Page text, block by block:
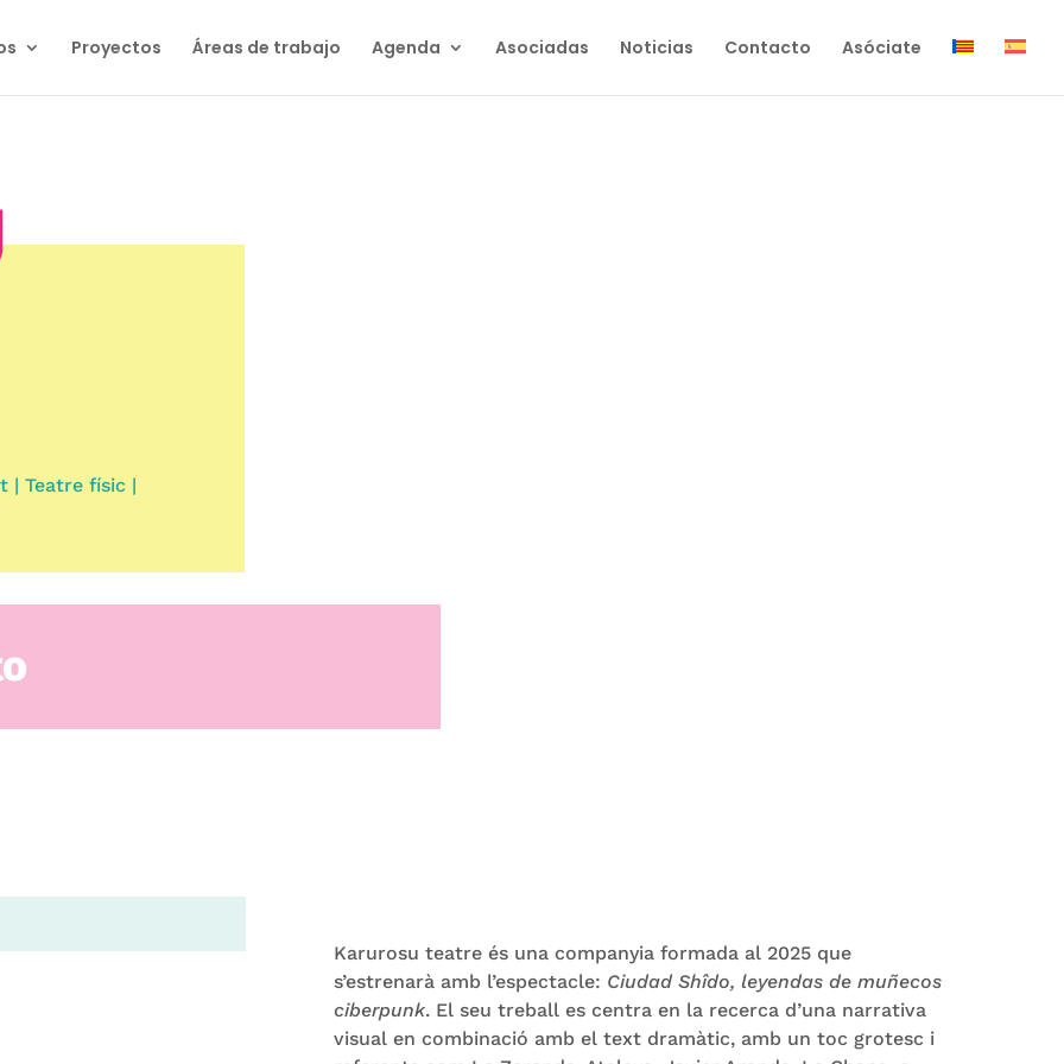
Proyectos Áreas de trabajo Agenda Asociadas Noticias Contacto Asóciate
| Teatre físic |
Karurosu teatre és una companyia formada al 2025 que
s’estrenarà amb l’espectacle: Ciudad Shîdo, leyendas de muñecos
ciberpunk. El seu treball es centra en la recerca d’una narrativa
visual en combinació amb el text dramàtic, amb un toc grotesc i